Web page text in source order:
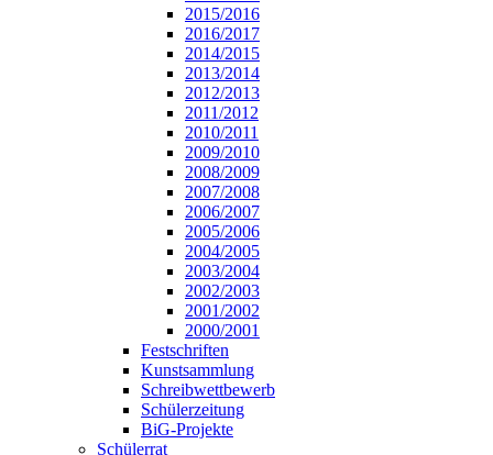
2015/2016
2016/2017
2014/2015
2013/2014
2012/2013
2011/2012
2010/2011
2009/2010
2008/2009
2007/2008
2006/2007
2005/2006
2004/2005
2003/2004
2002/2003
2001/2002
2000/2001
Festschriften
Kunstsammlung
Schreibwettbewerb
Schülerzeitung
BiG-Projekte
Schülerrat